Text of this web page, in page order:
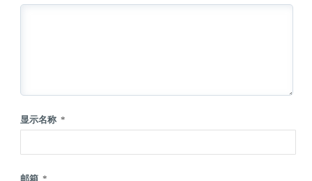
显示名称 *
邮箱 *